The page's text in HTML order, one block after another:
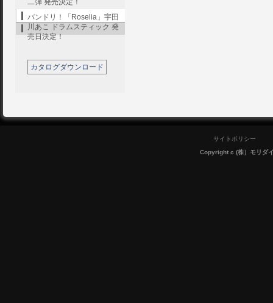
二弾 発売決定！
バンドリ！「Roselia」宇田
川あこ ドラムスティック 発
売日決定！
カタログダウンロード
サイトポリシー
Copyright c (株）モリダ